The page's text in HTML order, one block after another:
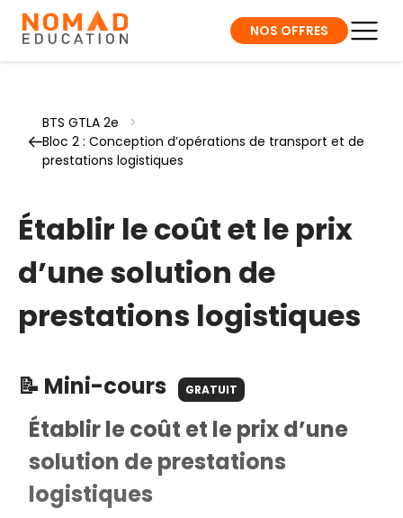
NOS OFFRES
BTS GTLA 2e
>
Bloc 2 : Conception d’opérations de transport et de
prestations logistiques
Établir le coût et le prix
d’une solution de
prestations logistiques
📝 Mini-cours GRATUIT
Établir le coût et le prix d’une
solution de prestations
logistiques